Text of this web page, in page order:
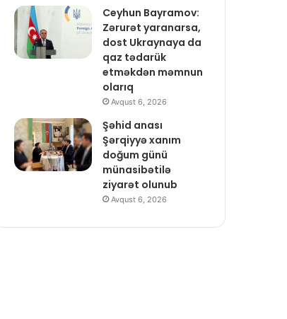
Ceyhun Bayramov:
Zərurət yaranarsa,
dost Ukraynaya da
qaz tədarük
etməkdən məmnun
olarıq
Avqust 6, 2026
Şəhid anası
Şərqiyyə xanım
doğum günü
münasibətilə
ziyarət olunub
Avqust 6, 2026